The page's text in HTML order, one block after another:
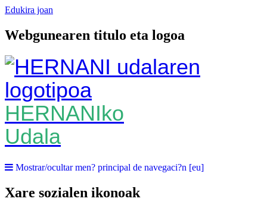
Edukira joan
Webgunearen titulo eta logoa
HERNANIko
Udala
Mostrar/ocultar men? principal de navegaci?n [eu]
Xare sozialen ikonoak